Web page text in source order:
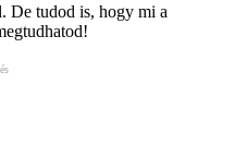
De tudod is, hogy mi a